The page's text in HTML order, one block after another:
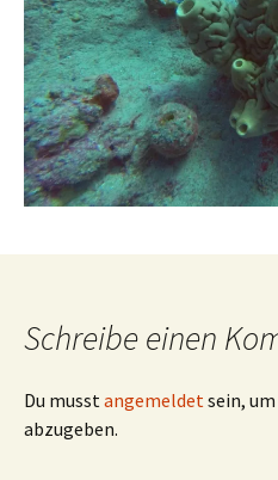
Schreibe einen
Du musstangemeldetsein,
abzugeben.